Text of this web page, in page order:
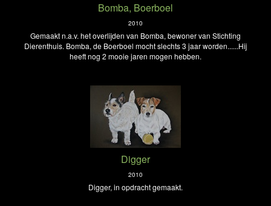
Bomba, Boerboel
2010
Gemaakt n.a.v. het overlijden van Bomba, bewoner van Stichting
Dierenthuis. Bomba, de Boerboel mocht slechts 3 jaar worden......Hij
heeft nog 2 mooie jaren mogen hebben.
Digger
2010
Digger, in opdracht gemaakt.